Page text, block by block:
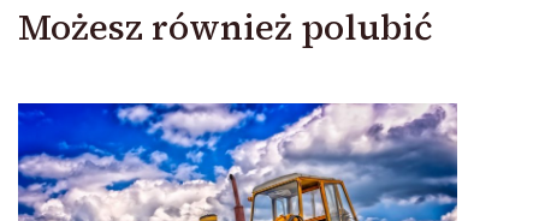
Możesz również polubić